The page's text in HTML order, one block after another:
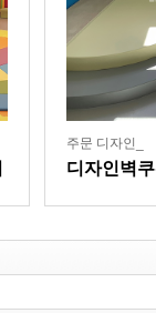
주문 디자인_
디자인벽